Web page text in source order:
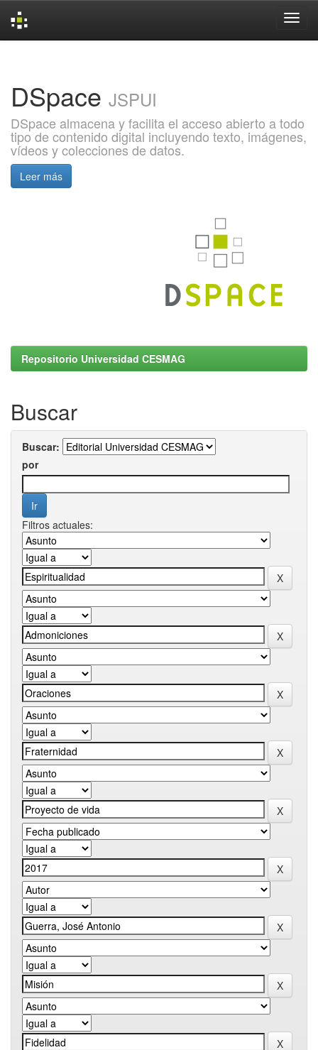
DSpace JSPUI
DSpace almacena y facilita el acceso abierto a todo
tipo de contenido digital incluyendo texto, imágenes,
vídeos y colecciones de datos.
Leer más
Repositorio Universidad CESMAG
Buscar
Buscar:
por
Filtros actuales: